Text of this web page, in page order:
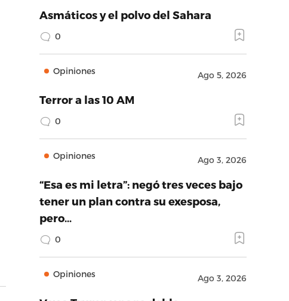
Asmáticos y el polvo del Sahara
0
Opiniones Ago 5, 2026
Terror a las 10 AM
0
Opiniones Ago 3, 2026
“Esa es mi letra”: negó tres veces bajo
tener un plan contra su exesposa,
pero…
0
Opiniones Ago 3, 2026